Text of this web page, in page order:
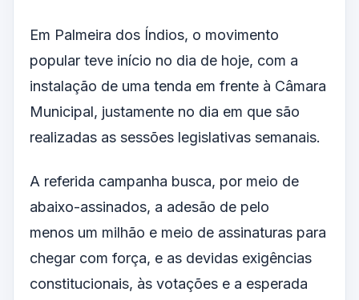
Em Palmeira dos Índios, o movimento
popular teve início no dia de hoje, com a
instalação de uma tenda em frente à Câmara
Municipal, justamente no dia em que são
realizadas as sessões legislativas semanais.
A referida campanha busca, por meio de
abaixo-assinados, a adesão de pelo
menos um milhão e meio de assinaturas para
chegar com força, e as devidas exigências
constitucionais, às votações e a esperada